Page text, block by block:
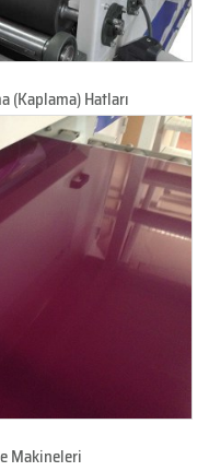
(Kaplama) Hatları
Makineleri